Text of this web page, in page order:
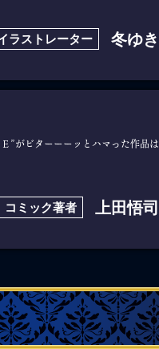
ラストレーター 冬ゆき
”がビターーーッとハマった作品は
コミック著者 上田悟司